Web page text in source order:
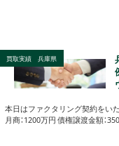
買取実績 兵庫県
本日はファクタリング契約をいた
月商：1200万円 債権譲渡金額：